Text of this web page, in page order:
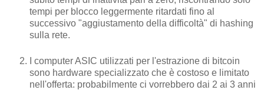
tempi per blocco leggermente ritardati fino al
successivo "aggiustamento della difficoltà" di hashing
sulla rete.
I computer ASIC utilizzati per l'estrazione di bitcoin
sono hardware specializzato che è costoso e limitato
nell'offerta: probabilmente ci vorrebbero dai 2 ai 3 anni